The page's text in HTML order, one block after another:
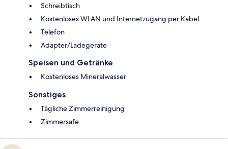
Schreibtisch
Kostenloses WLAN und Internetzugang per Kabel
Telefon
Adapter/Ladegeräte
Speisen und Getränke
Kostenloses Mineralwasser
Sonstiges
Tägliche Zimmerreinigung
Zimmersafe